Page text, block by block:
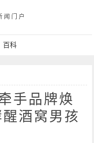
闻门户
百科
手品牌焕
酒窝男孩